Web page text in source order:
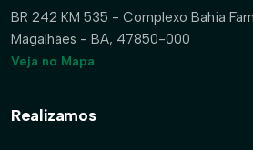
BR 242 KM 535 - Complexo Bahia
Magalhães - BA, 47850-000
Veja no Mapa
Realizamos